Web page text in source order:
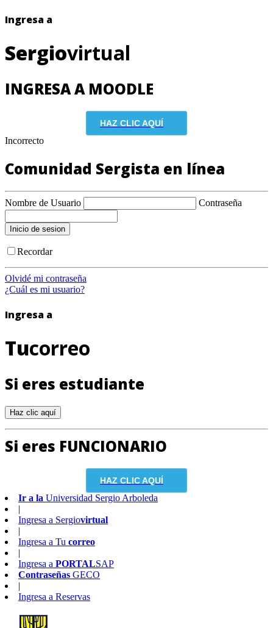
Ingresa a
Sergiovirtual
INGRESA A MOODLE
HAZ CLIC AQUÍ
Incorrecto
Comunidad Sergista en línea
Nombre de Usuario Contraseña
Recordar
Olvidé mi contraseña
¿Cuál es mi usuario?
Ingresa a
Tucorreo
Si eres estudiante
Si eres FUNCIONARIO
HAZ CLIC AQUÍ
Ir a la Universidad Sergio Arboleda
|
Ingresa a Sergiovirtual
|
Ingresa a Tu correo
|
Ingresa a PORTALSAP
Contraseñas GECO
|
Ingresa a Reservas